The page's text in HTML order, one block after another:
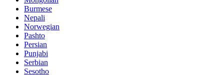
Burmese
Nepali
Norwegian
Pashto
Persian
Punjabi
Serbian
Sesotho